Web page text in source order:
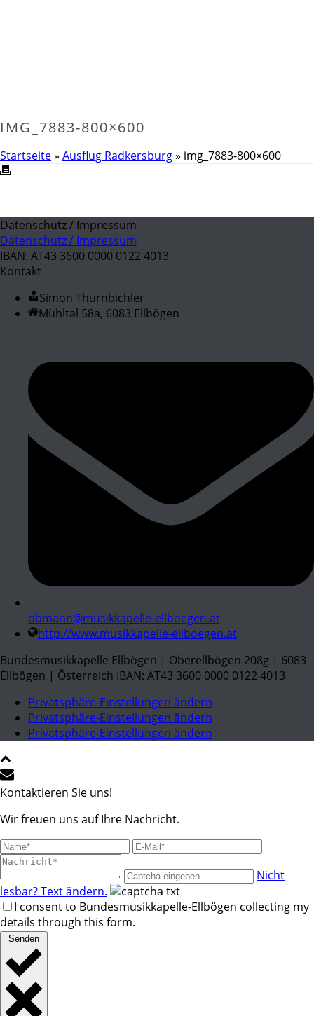
IMG_7883-800×600
Startseite» Ausflug Radkersburg» img_7883-800×600
Datenschutz / Impressum
Datenschutz / Impressum
IBAN: AT43 3600 0000 0122 4013
Kontakt
Simon Thurnbichler
Mühltal 58a, 6083 Ellbögen
obmann@musikkapelle-ellboegen.at
http://www.musikkapelle-ellboegen.at
Bundesmusikkapelle Ellbögen | Oberellbögen 208g | 6083
Ellbögen | Österreich IBAN: AT43 3600 0000 0122 4013
Privatsphäre-Einstellungen ändern
Privatsphäre-Einstellungen ändern
Privatsphäre-Einstellungen ändern
Kontaktieren Sie uns!
Wir freuen uns auf Ihre Nachricht.
Nicht
lesbar? Text ändern.
I consent to Bundesmusikkapelle-Ellbögen collecting my
details through this form.
Senden